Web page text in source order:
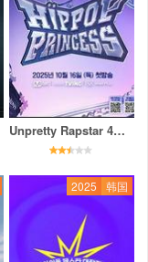
Unpretty Rapstar 4：嘻哈公主
2025 韩国